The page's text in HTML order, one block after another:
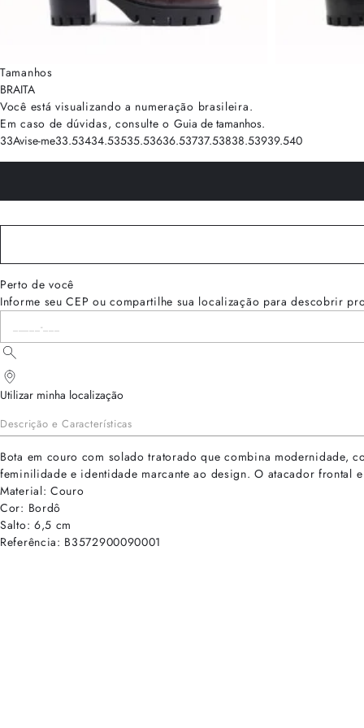
Tamanhos
BRAITA
Você está visualizando a numeração brasileira.
Em caso de dúvidas, consulte o Guia de tamanhos.
33Avise-me33.53434.53535.53636.53737.53838.53939.540
Perto de você
Informe seu CEP ou compartilhe sua localização para descobrir
Utilizar minha localização
Descrição e Características
Bota em couro com solado tratorado que combina modernidade,
feminilidade e identidade marcante ao design. O atacador frontal
Material: Couro
Cor: Bordô
Salto: 6,5 cm
Referência: B3572900090001